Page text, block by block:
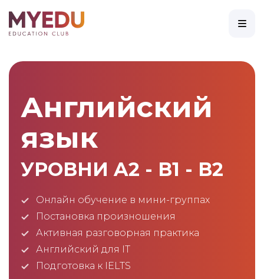
Английский
язык
УРОВНИ A2 - B1 - B2
Онлайн обучение в мини-группах
Постановка произношения
Активная разговорная практика
Английский для IT
Подготовка к IELTS